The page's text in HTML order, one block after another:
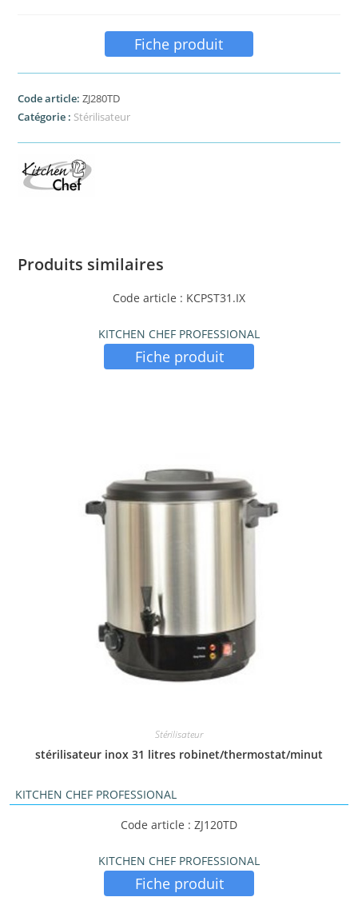
Fiche produit
Code article:ZJ280TD
Catégorie : Stérilisateur
Produits similaires
Code article : KCPST31.IX
KITCHEN CHEF PROFESSIONAL
Fiche produit
Stérilisateur
stérilisateur inox 31 litres robinet/thermostat/minut
KITCHEN CHEF PROFESSIONAL
Code article : ZJ120TD
KITCHEN CHEF PROFESSIONAL
Fiche produit